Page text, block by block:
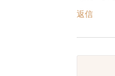
返信